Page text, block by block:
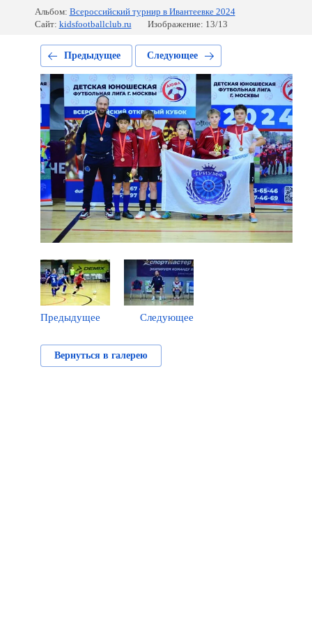
Альбом: Всероссийский турнир в Ивантеевке 2024
Сайт: kidsfootballclub.ru Изображение: 13/13
Предыдущее Следующее
Предыдущее Следующее
Вернуться в галерею